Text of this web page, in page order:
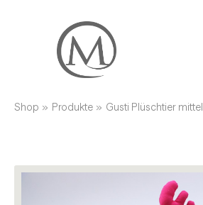
Shop » Produkte » Gusti Plüschtier mittel